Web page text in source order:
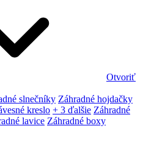
Otvoriť
slnečníky Záhradné hojdačky
kreslo + 3 ďalšie Záhradné
lavice Záhradné boxy